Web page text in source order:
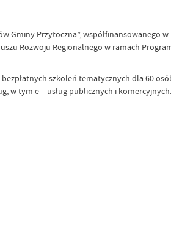
Przytoczna”, współfinansowanego w
Rozwoju Regionalnego w ramach
szkoleń tematycznych dla 60
w tym e – usług publicznych i komercyjnych.